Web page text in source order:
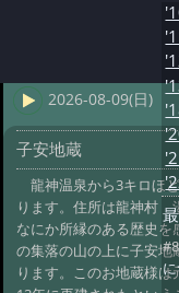
2026-08-09(日)
子安地蔵
龍神温泉から3キロほ
ります。住所は龍神村
なにか所縁のある歴史
の集落の山の上に子安
ります。このお地蔵様